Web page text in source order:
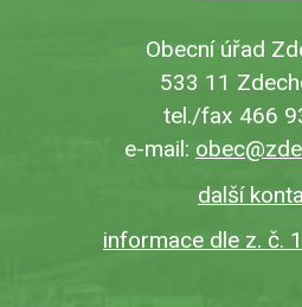
Obecní úřad
533 11
tel./fax 466
e-mail:
další
informace dle z. č.